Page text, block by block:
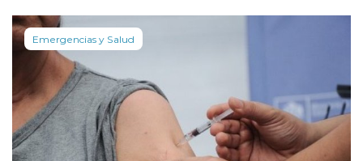
Emergencias y Salud